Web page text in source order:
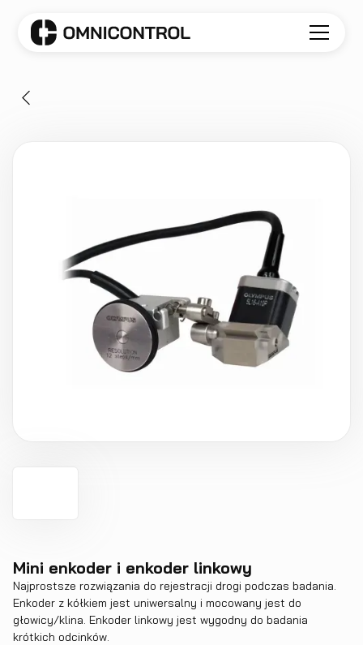
Mini enkoder i enkoder linkowy
Najprostsze rozwiązania do rejestracji drogi podczas badania.
Enkoder z kółkiem jest uniwersalny i mocowany jest do
głowicy/klina. Enkoder linkowy jest wygodny do badania
krótkich odcinków.